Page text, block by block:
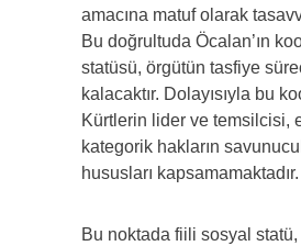
amacına matuf olarak
Bu doğrultuda Öcalan’ın
statüsü, örgütün tasfiye
kalacaktır. Dolayısıyla bu
Kürtlerin lider ve temsilcisi,
kategorik hakların
hususları kapsamamaktadır.
Bu noktada fiili sosyal